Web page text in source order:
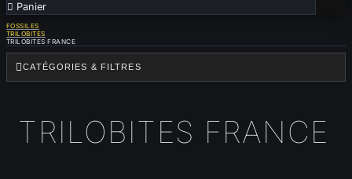
 Panier
FOSSILES
TRILOBITES
TRILOBITES FRANCE
CATÉGORIES & FILTRES
TRILOBITES FRANCE